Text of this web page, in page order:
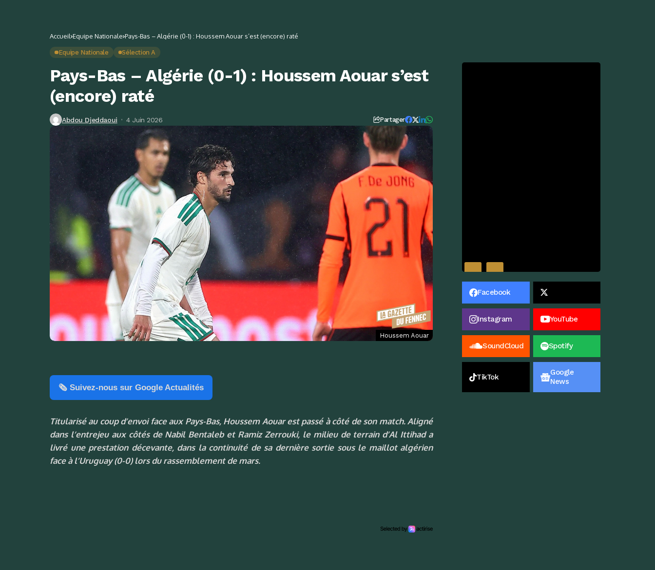
Accueil Equipe Nationale Pays-Bas – Algérie (0-1) : Houssem Aouar s’est (encore) raté
Equipe Nationale Sélection A
Pays-Bas – Algérie (0-1) : Houssem Aouar s’est
(encore) raté
Abdou Djeddaoui 4 Juin 2026 Partager
Houssem Aouar
🗞️ Suivez-nous sur Google Actualités
Titularisé au coup d’envoi face aux Pays-Bas, Houssem Aouar est passé à côté de son match. Aligné
dans l’entrejeu aux côtés de Nabil Bentaleb et Ramiz Zerrouki, le milieu de terrain d’Al Ittihad a
livré une prestation décevante, dans la continuité de sa dernière sortie sous le maillot algérien
face à l’Uruguay (0-0) lors du rassemblement de mars.
Facebook
Instagram YouTube
SoundCloud Spotify
TikTok
Google
News